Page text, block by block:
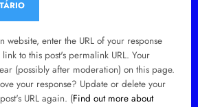
website, enter the URL of your response
to this post's permalink URL. Your
(possibly after moderation) on this page.
your response? Update or delete your
URL again. (Find out more about